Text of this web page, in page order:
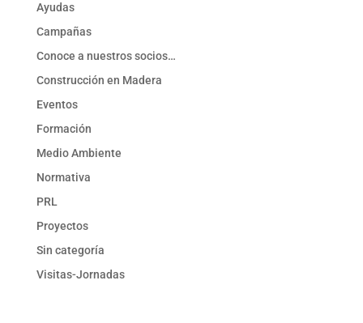
Ayudas
Campañas
Conoce a nuestros socios…
Construcción en Madera
Eventos
Formación
Medio Ambiente
Normativa
PRL
Proyectos
Sin categoría
Visitas-Jornadas